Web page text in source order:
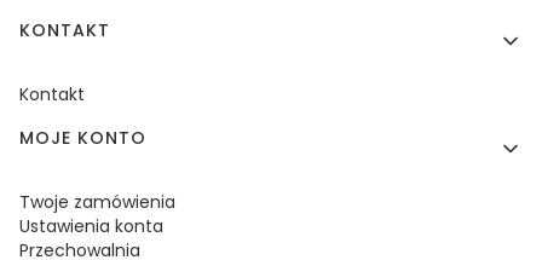
KONTAKT
Kontakt
MOJE KONTO
Twoje zamówienia
Ustawienia konta
Przechowalnia